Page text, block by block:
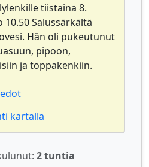
tiistaina 8.
Salussärkältä
Hän oli pukeutunut
pipoon,
ja toppakenkiin.
kartalla
2 tuntia